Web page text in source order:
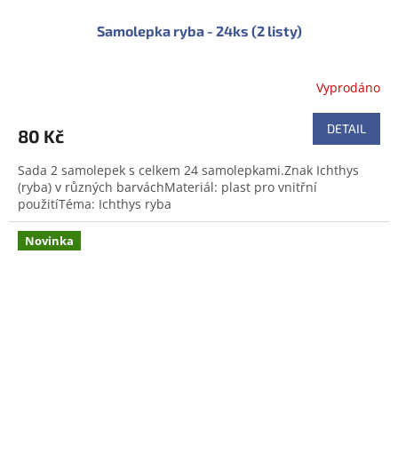
Samolepka ryba - 24ks (2 listy)
Vyprodáno
80 Kč DETAIL
Sada 2 samolepek s celkem 24 samolepkami.Znak Ichthys
(ryba) v různých barváchMateriál: plast pro vnitřní
použitíTéma: Ichthys ryba
Novinka